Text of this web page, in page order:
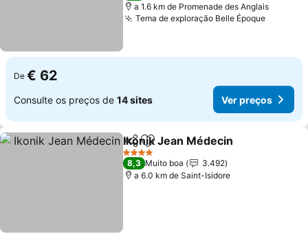
a 1.6 km de Promenade des Anglais
Tema de exploração Belle ÉpoqueVer
De € 62
Consulte os preços de 14 sites Ver preços
PartilharAdicionar aos favoritos
Ikonik Jean Médecin
4 Estrelas
8,3 Muito boa
3.492
a 6.0 km de Saint-Isidore